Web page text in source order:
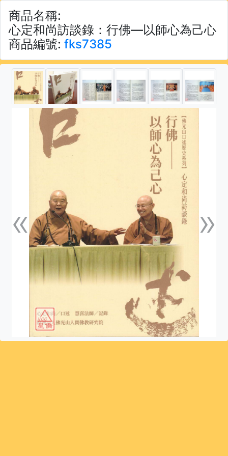
商品名稱:
心定和尚訪談錄：行佛—以師心為己心
商品編號: fks7385
«
上一張 »下一